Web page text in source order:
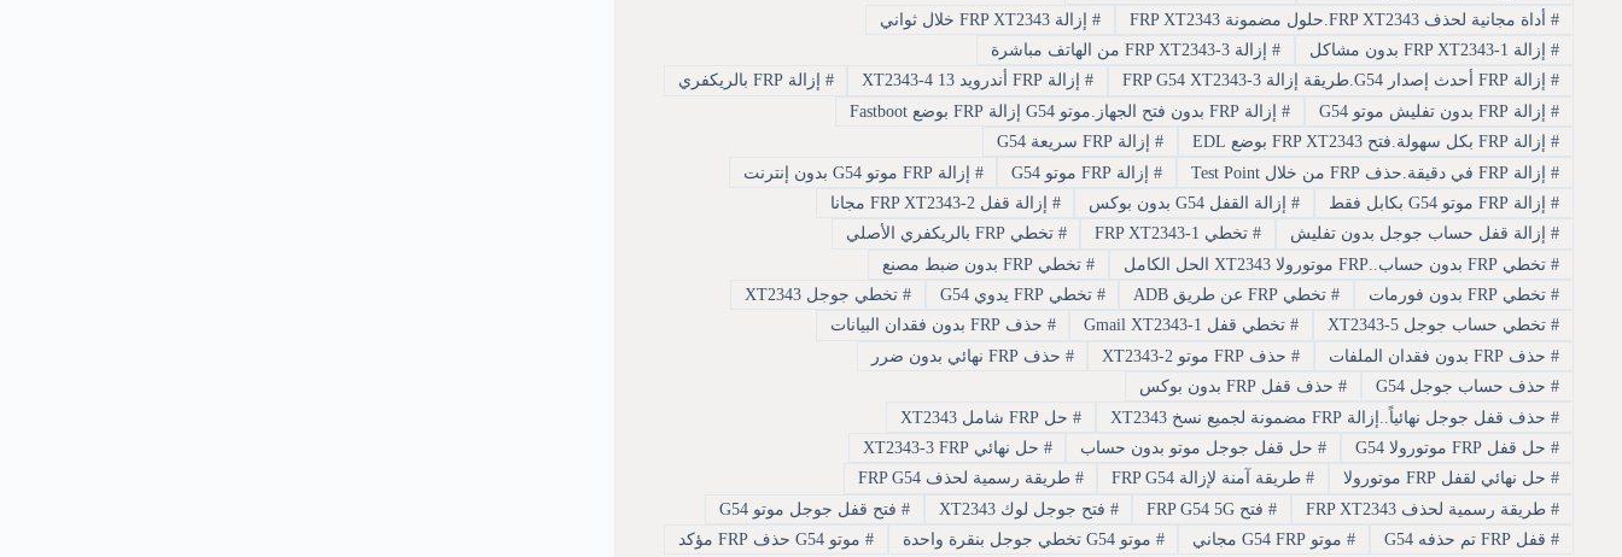
#أداة مجانية لحذف FRP XT2343.حلول مضمونة FRP XT2343 #إزالة FRP XT2343 خلال ثواني
#إزالة FRP XT2343-1 بدون مشاكل #إزالة FRP XT2343-3 من الهاتف مباشرة
#إزالة FRP أحدث إصدار G54.طريقة إزالة FRP G54 XT2343-3 #إزالة FRP أندرويد 13 XT2343-4 # إزالة FRP بالريكفري
#إزالة FRP بدون تفليش موتو G54 #إزالة FRP بدون فتح الجهاز.موتو G54 إزالة FRP بوضع Fastboot
#إزالة FRP بكل سهولة.فتح FRP XT2343 بوضع EDL #إزالة FRP سريعة G54
#إزالة FRP في دقيقة.حذف FRP من خلال Test Point #إزالة FRP موتو G54 # إزالة FRP موتو G54 بدون إنترنت
#إزالة FRP موتو G54 بكابل فقط #إزالة القفل G54 بدون بوكس # إزالة قفل FRP XT2343-2 مجانا
#إزالة قفل حساب جوجل بدون تفليش #تخطي FRP XT2343-1 # تخطي FRP بالريكفري الأصلي
#تخطي FRP بدون حساب..FRP موتورولا XT2343 الحل الكامل #تخطي FRP بدون ضبط مصنع
#تخطي FRP بدون فورمات #تخطي FRP عن طريق ADB # تخطي FRP يدوي G54 # تخطي جوجل XT2343
#تخطي حساب جوجل XT2343-5 #تخطي قفل Gmail XT2343-1 # حذف FRP بدون فقدان البيانات
#حذف FRP بدون فقدان الملفات #حذف FRP موتو XT2343-2 # حذف FRP نهائي بدون ضرر
#حذف حساب جوجل G54 #حذف قفل FRP بدون بوكس
#حذف قفل جوجل نهائياً..إزالة FRP مضمونة لجميع نسخ XT2343 #حل FRP شامل XT2343
#حل قفل FRP موتورولا G54 #حل قفل جوجل موتو بدون حساب # حل نهائي XT2343-3 FRP
#حل نهائي لقفل FRP موتورولا #طريقة آمنة لإزالة FRP G54 # طريقة رسمية لحذف FRP G54
#طريقة رسمية لحذف FRP XT2343 #فتح FRP G54 5G # فتح جوجل لوك XT2343 # فتح قفل جوجل موتو G54
#قفل FRP تم حذفه G54 #موتو G54 FRP مجاني # موتو G54 تخطي جوجل بنقرة واحدة # موتو G54 حذف FRP مؤكد